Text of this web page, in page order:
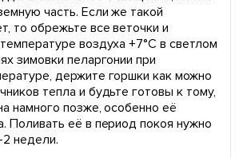
часть. Если же такой
то обрежьте все веточки и
воздуха +7°С в светлом
зимовки пеларгонии при
держите горшки как можно
тепла и будьте готовы к тому,
намного позже, особенно её
Поливать её в период покоя нужно
2 недели.